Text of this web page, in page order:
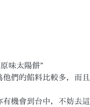
味太陽餅”
們的餡料比較多，而且
機會到台中，不妨去這